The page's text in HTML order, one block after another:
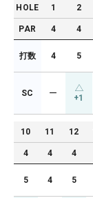
HOLE 1 2
PAR 4 4
打数 4 5
SC ー +1
10 11 12
4 4 4
5 4 5